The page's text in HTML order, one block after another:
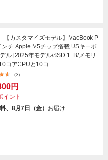
カスタマイズモデル】MacBook P
ンチ Apple M5チップ搭載 USキーボ
ル [2025年モデル/SSD 1TB/メモリ
コアCPUと10コ...
(3)
円
イント
、8月7日（金） お届け